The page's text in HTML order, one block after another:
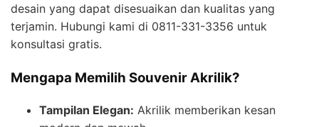
desain yang dapat disesuaikan dan kualitas yang
terjamin. Hubungi kami di 0811-331-3356 untuk
konsultasi gratis.
Mengapa Memilih Souvenir Akrilik?
Tampilan Elegan: Akrilik memberikan kesan